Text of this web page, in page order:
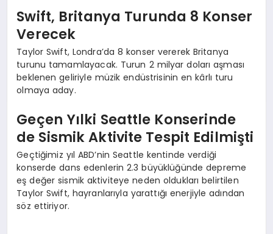
Swift, Britanya Turunda 8 Konser
Verecek
Taylor Swift, Londra’da 8 konser vererek Britanya
turunu tamamlayacak. Turun 2 milyar doları aşması
beklenen geliriyle müzik endüstrisinin en kârlı turu
olmaya aday.
Geçen Yılki Seattle Konserinde
de Sismik Aktivite Tespit Edilmişti
Geçtiğimiz yıl ABD’nin Seattle kentinde verdiği
konserde dans edenlerin 2.3 büyüklüğünde depreme
eş değer sismik aktiviteye neden oldukları belirtilen
Taylor Swift, hayranlarıyla yarattığı enerjiyle adından
söz ettiriyor.